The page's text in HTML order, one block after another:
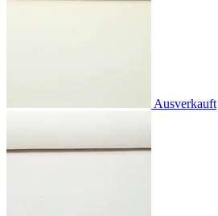
Ausverkauft